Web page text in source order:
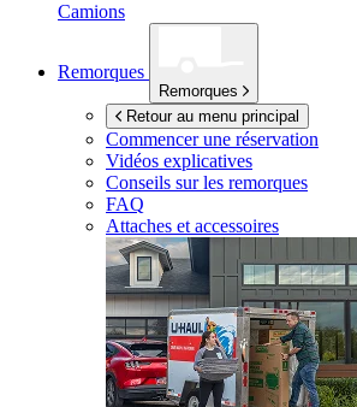
Camions
Remorques
Remorques
Retour au menu principal
Commencer une réservation
Vidéos explicatives
Conseils sur les remorques
FAQ
Attaches et accessoires